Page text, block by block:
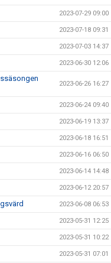
2023-07-29 09:00
2023-07-18 09:31
2023-07-03 14:37
2023-06-30 12:06
2023-06-26 16:27
2023-06-24 09:40
2023-06-19 13:37
2023-06-18 16:51
2023-06-16 06:50
2023-06-14 14:48
2023-06-12 20:57
2023-06-08 06:53
2023-05-31 12:25
2023-05-31 10:22
2023-05-31 07:01